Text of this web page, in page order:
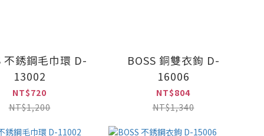
不銹鋼毛巾環 D-
13002
NT$720
NT$1,200
BOSS 銅雙衣鉤 D-
16006
NT$804
NT$1,340